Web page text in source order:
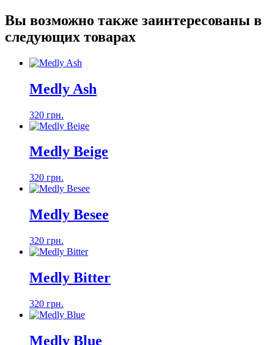
Вы возможно также заинтересованы в
следующих товарах
Medly Ash
320 грн.
Medly Beige
320 грн.
Medly Besee
320 грн.
Medly Bitter
320 грн.
Medly Blue